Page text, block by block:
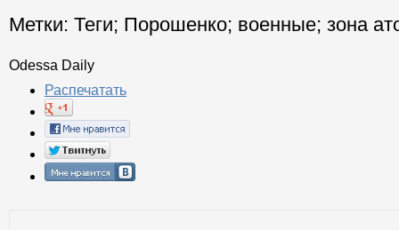
Источник: fakty.ua
Метки: Теги
Odessa Daily
Распечатать